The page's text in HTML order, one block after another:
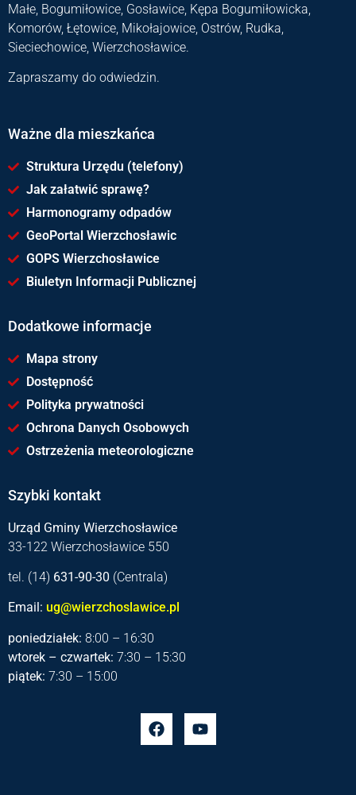
Małe, Bogumiłowice, Gosławice, Kępa Bogumiłowicka,
Komorów, Łętowice, Mikołajowice, Ostrów, Rudka,
Sieciechowice, Wierzchosławice.
Zapraszamy do odwiedzin.
Ważne dla mieszkańca
Struktura Urzędu (telefony)
Jak załatwić sprawę?
Harmonogramy odpadów
GeoPortal Wierzchosławic
GOPS Wierzchosławice
Biuletyn Informacji Publicznej
Dodatkowe informacje
Mapa strony
Dostępność
Polityka prywatności
Ochrona Danych Osobowych
Ostrzeżenia meteorologiczne
Szybki kontakt
Urząd Gminy Wierzchosławice
33-122 Wierzchosławice 550
tel. (14) 631-90-30 (Centrala)
Email: ug@wierzchoslawice.pl
poniedziałek: 8:00 – 16:30
wtorek – czwartek: 7:30 – 15:30
piątek: 7:30 – 15:00